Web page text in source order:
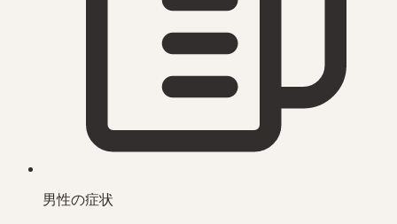
男性の症状